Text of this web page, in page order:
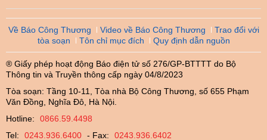
Về Báo Công Thương Video về Báo Công Thương
Trao đổi với
tòa soạn
Tôn chỉ mục đích Quy định dẫn nguồn
® Giấy phép hoạt động Báo điện tử số 276/GP-BTTTT do Bộ
Thông tin và Truyền thông cấp ngày 04/8/2023
Tòa soạn: Tầng 10-11, Tòa nhà Bộ Công Thương, số 655 Phạm
Văn Đồng, Nghĩa Đô, Hà Nội.
Hotline:
0866.59.4498
Tel:
0243.936.6400 - Fax: 0243.936.6402